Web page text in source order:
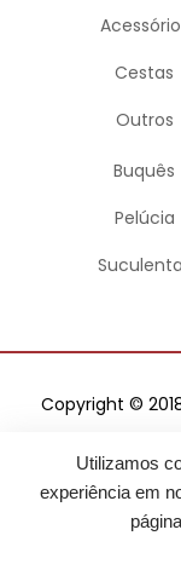
Utilizamos
experiência em
Cestas
Outros
Buquês
Pelúcia
Copyright ©